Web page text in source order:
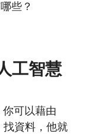
些？
工智慧
可以藉由
找資料，他就